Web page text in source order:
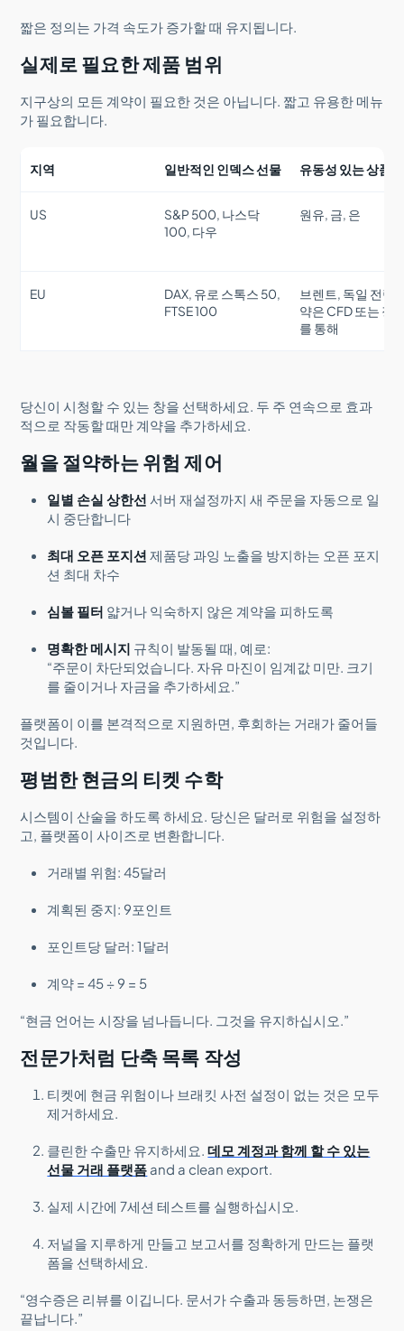
짧은 정의는 가격 속도가 증가할 때 유지됩니다.
실제로 필요한 제품 범위
지구상의 모든 계약이 필요한 것은 아닙니다. 짧고 유용한 메뉴
가 필요합니다.
지역 일반적인 인덱스 선물 유동성 있는 상품
US
S&P 500, 나스닥
100, 다우
원유, 금, 은
EU
DAX, 유로 스톡스 50,
FTSE 100
브렌트, 독일 전력
약은 CFD 또는 장
를 통해
당신이 시청할 수 있는 창을 선택하세요. 두 주 연속으로 효과
적으로 작동할 때만 계약을 추가하세요.
월을 절약하는 위험 제어
일별 손실 상한선 서버 재설정까지 새 주문을 자동으로 일
시 중단합니다
최대 오픈 포지션 제품당 과잉 노출을 방지하는 오픈 포지
션 최대 차수
심볼 필터 얇거나 익숙하지 않은 계약을 피하도록
명확한 메시지 규칙이 발동될 때, 예로:
“주문이 차단되었습니다. 자유 마진이 임계값 미만. 크기
를 줄이거나 자금을 추가하세요.”
플랫폼이 이를 본격적으로 지원하면, 후회하는 거래가 줄어들
것입니다.
평범한 현금의 티켓 수학
시스템이 산술을 하도록 하세요. 당신은 달러로 위험을 설정하
고, 플랫폼이 사이즈로 변환합니다.
거래별 위험: 45달러
계획된 중지: 9포인트
포인트당 달러: 1달러
계약 = 45 ÷ 9 = 5
“현금 언어는 시장을 넘나듭니다. 그것을 유지하십시오.”
전문가처럼 단축 목록 작성
티켓에 현금 위험이나 브래킷 사전 설정이 없는 것은 모두
제거하세요.
클린한 수출만 유지하세요.데모 계정과 함께 할 수 있는
선물 거래 플랫폼 and a clean export.
실제 시간에 7세션 테스트를 실행하십시오.
저널을 지루하게 만들고 보고서를 정확하게 만드는 플랫
폼을 선택하세요.
“영수증은 리뷰를 이깁니다. 문서가 수출과 동등하면, 논쟁은
끝납니다.”